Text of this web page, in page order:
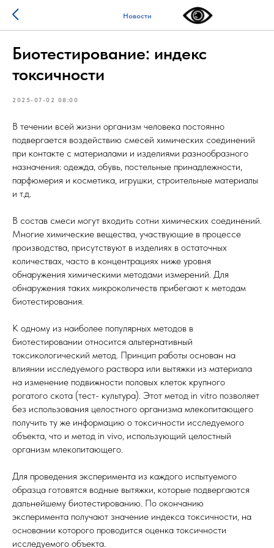
Новости
Биотестирование: индекс
токсичности
2025-07-02 08:00
В течении всей жизни организм человека постоянно
подвергается воздействию смесей химических соединений
при контакте с материалами и изделиями разнообразного
назначения: одежда, обувь, постельные принадлежности,
парфюмерия и косметика, игрушки, строительные материалы
и т.д.
В состав смеси могут входить сотни химических соединений.
Многие химические вещества, участвующие в процессе
производства, присутствуют в изделиях в остаточных
количествах, часто в концентрациях ниже уровня
обнаружения химическими методами измерений. Для
обнаружения таких микроколичеств прибегают к методам
биотестирования.
К одному из наиболее популярных методов в
биотестировании относится альтернативный
токсикологический метод. Принцип работы основан на
влиянии исследуемого раствора или вытяжки из материала
на изменение подвижности половых клеток крупного
рогатого скота (тест- культура). Этот метод in vitro позволяет
без использования целостного организма млекопитающего
получить ту же информацию о токсичности исследуемого
объекта, что и метод in vivo, использующий целостный
организм млекопитающего.
Для проведения эксперимента из каждого испытуемого
образца готовятся водные вытяжки, которые подвергаются
дальнейшему биотестированию. По окончанию
эксперимента получают значение индекса токсичности, на
основании которого проводится оценка токсичности
исследуемого объекта.